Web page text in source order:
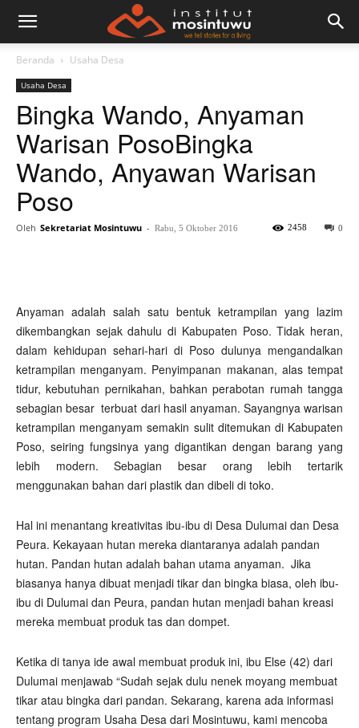
Beranda Usaha Desa
Usaha Desa
Bingka Wando, Anyaman
Warisan PosoBingka
Wando, Anyawan Warisan
Poso
Oleh Sekretariat Mosintuwu - Rabu, 5 Oktober 2016 0
2458
Anyaman adalah salah satu bentuk ketrampilan yang lazim
dikembangkan sejak dahulu di Kabupaten Poso. Tidak heran,
dalam kehidupan sehari-hari di Poso dulunya mengandalkan
ketrampilan menganyam. Penyimpanan makanan, alas tempat
tidur, kebutuhan pernikahan, bahkan perabotan rumah tangga
sebagian besar terbuat dari hasil anyaman. Sayangnya warisan
ketrampilan menganyam semakin sulit ditemukan di Kabupaten
Poso, seiring fungsinya yang digantikan dengan barang yang
lebih modern. Sebagian besar orang lebih tertarik
menggunakan bahan dari plastik dan dibeli di toko.
Hal ini menantang kreativitas ibu-ibu di Desa Dulumai dan Desa
Peura. Kekayaan hutan mereka diantaranya adalah pandan
hutan. Pandan hutan adalah bahan utama anyaman. Jika
biasanya hanya dibuat menjadi tikar dan bingka biasa, oleh ibu-
ibu di Dulumai dan Peura, pandan hutan menjadi bahan kreasi
mereka membuat produk tas dan dompet.
Ketika di tanya ide awal membuat produk ini, ibu Else (42) dari
Dulumai menjawab “Sudah sejak dulu nenek moyang membuat
tikar atau bingka dari pandan. Sekarang, karena ada informasi
tentang program Usaha Desa dari Mosintuwu, kami mencoba